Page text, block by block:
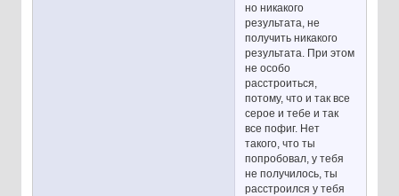
но никакого
результата, не
получить никакого
результата. При этом
не особо
расстроиться,
потому, что и так все
серое и тебе и так
все пофиг. Нет
такого, что ты
попробовал, у тебя
не получилось, ты
расстроился у тебя